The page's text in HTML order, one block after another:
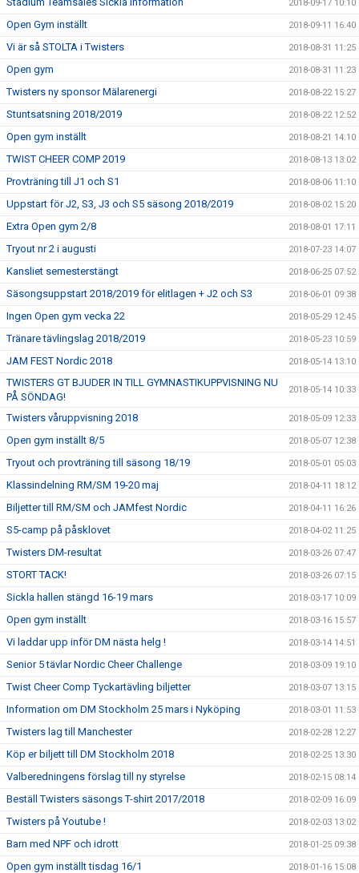
2018-09-17 10:10
Open Gym inställt 2018-09-11 16:40
Vi är så STOLTA i Twisters 2018-08-31 11:25
Open gym 2018-08-31 11:23
Twisters ny sponsor Mälarenergi 2018-08-22 15:27
Stuntsatsning 2018/2019 2018-08-22 12:52
Open gym inställt 2018-08-21 14:10
TWIST CHEER COMP 2019 2018-08-13 13:02
Provträning till J1 och S1 2018-08-06 11:10
Uppstart för J2, S3, J3 och S5 säsong 2018/2019 2018-08-02 15:20
Extra Open gym 2/8 2018-08-01 17:11
Tryout nr 2 i augusti 2018-07-23 14:07
Kansliet semesterstängt 2018-06-25 07:52
Säsongsuppstart 2018/2019 för elitlagen + J2 och S3 2018-06-01 09:38
Ingen Open gym vecka 22 2018-05-29 12:45
Tränare tävlingslag 2018/2019 2018-05-23 10:59
JAM FEST Nordic 2018 2018-05-14 13:10
TWISTERS GT BJUDER IN TILL GYMNASTIKUPPVISNING NU
PÅ SÖNDAG!
2018-05-14 10:33
Twisters våruppvisning 2018 2018-05-09 12:33
Open gym inställt 8/5 2018-05-07 12:38
Tryout och provträning till säsong 18/19 2018-05-01 05:03
Klassindelning RM/SM 19-20 maj 2018-04-11 18:12
Biljetter till RM/SM och JAMfest Nordic 2018-04-11 16:26
S5-camp på påsklovet 2018-04-02 11:25
Twisters DM-resultat 2018-03-26 07:47
STORT TACK! 2018-03-26 07:15
Sickla hallen stängd 16-19 mars 2018-03-17 10:09
Open gym inställt 2018-03-16 15:57
Vi laddar upp inför DM nästa helg ! 2018-03-14 14:51
Senior 5 tävlar Nordic Cheer Challenge 2018-03-09 19:10
Twist Cheer Comp Tyckartävling biljetter 2018-03-07 13:15
Information om DM Stockholm 25 mars i Nyköping 2018-03-01 11:53
Twisters lag till Manchester 2018-02-28 12:27
Köp er biljett till DM Stockholm 2018 2018-02-25 13:30
Valberedningens förslag till ny styrelse 2018-02-15 08:14
Beställ Twisters säsongs T-shirt 2017/2018 2018-02-09 16:09
Twisters på Youtube ! 2018-02-03 13:02
Barn med NPF och idrott 2018-01-25 09:38
Open gym inställt tisdag 16/1 2018-01-16 15:08